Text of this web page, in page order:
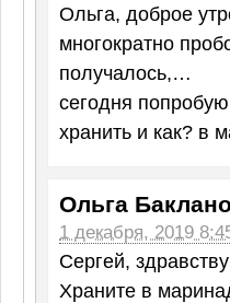
Ольга, доброе
многократно
получалось,…
сегодня
хранить и как? в
Ольга
1 декабря, 2019
Сергей,
Храните в